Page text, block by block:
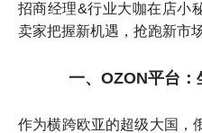
招商经理&行业大咖在店小
卖家把握新机遇，抢跑新市场
一、OZON平台
作为横跨欧亚的超级大国，